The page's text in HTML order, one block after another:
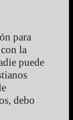
para
la
puede
debo